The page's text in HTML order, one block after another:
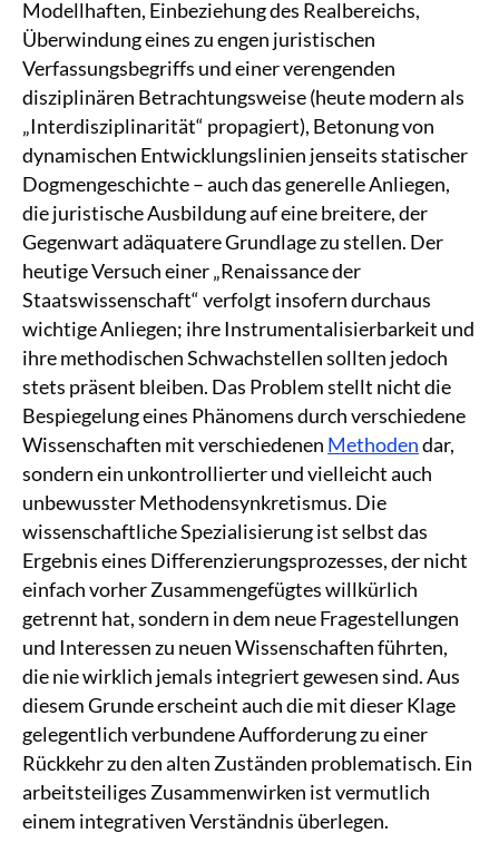
Modellhaften, Einbeziehung des Realbereichs,
Überwindung eines zu engen juristischen
Verfassungsbegriffs und einer verengenden
disziplinären Betrachtungsweise (heute modern als
„Interdisziplinarität“ propagiert), Betonung von
dynamischen Entwicklungslinien jenseits statischer
Dogmengeschichte – auch das generelle Anliegen,
die juristische Ausbildung auf eine breitere, der
Gegenwart adäquatere Grundlage zu stellen. Der
heutige Versuch einer „Renaissance der
Staatswissenschaft“ verfolgt insofern durchaus
wichtige Anliegen; ihre Instrumentalisierbarkeit und
ihre methodischen Schwachstellen sollten jedoch
stets präsent bleiben. Das Problem stellt nicht die
Bespiegelung eines Phänomens durch verschiedene
Wissenschaften mit verschiedenen Methodendar,
sondern ein unkontrollierter und vielleicht auch
unbewusster Methodensynkretismus. Die
wissenschaftliche Spezialisierung ist selbst das
Ergebnis eines Differenzierungsprozesses, der nicht
einfach vorher Zusammengefügtes willkürlich
getrennt hat, sondern in dem neue Fragestellungen
und Interessen zu neuen Wissenschaften führten,
die nie wirklich jemals integriert gewesen sind. Aus
diesem Grunde erscheint auch die mit dieser Klage
gelegentlich verbundene Aufforderung zu einer
Rückkehr zu den alten Zuständen problematisch. Ein
arbeitsteiliges Zusammenwirken ist vermutlich
einem integrativen Verständnis überlegen.